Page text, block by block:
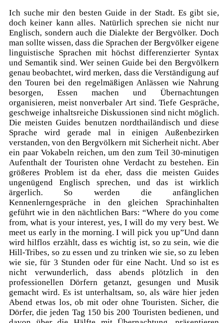
Ich suche mir den besten Guide in der Stadt. Es gibt sie,
doch keiner kann alles. Natürlich sprechen sie nicht nur
Englisch, sondern auch die Dialekte der Bergvölker. Doch
man sollte wissen, dass die Sprachen der Bergvölker eigene
linguistische Sprachen mit höchst differenzierter Syntax
und Semantik sind. Wer seinen Guide bei den Bergvölkern
genau beobachtet, wird merken, dass die Verständigung auf
den Touren bei den regelmäßigen Anlässen wie Nahrung
besorgen, Essen machen und Übernachtungen
organisieren, meist nonverbaler Art sind. Tiefe Gespräche,
geschweige inhaltsreiche Diskussionen sind nicht möglich.
Die meisten Guides benutzen nordthailändisch und diese
Sprache wird gerade mal in einigen Außenbezirken
verstanden, von den Bergvölkern mit Sicherheit nicht. Aber
ein paar Vokabeln reichen, um den zum Teil 30-minutigen
Aufenthalt der Touristen ohne Verdacht zu bestehen. Ein
größeres Problem ist da eher, dass die meisten Guides
ungenügend Englisch sprechen, und das ist wirklich
ärgerlich. So werden die anfänglichen
Kennenlerngespräche in den gleichen Sprachinhalten
geführt wie in den nächtlichen Bars: “Where do you come
from, what is your interest, yes, I will do my very best. We
meet us early in the morning. I will pick you up”Und dann
wird hilflos erzählt, dass es wichtig ist, so zu sein, wie die
Hill-Tribes, so zu essen und zu trinken wie sie, so zu leben
wie sie, für 3 Stunden oder für eine Nacht. Und so ist es
nicht verwunderlich, dass abends plötzlich in den
professionellen Dörfern getanzt, gesungen und Musik
gemacht wird. Es ist unterhaltsam, so, als wäre hier jeden
Abend etwas los, ob mit oder ohne Touristen. Sicher, die
Dörfer, die jeden Tag 150 bis 200 Touristen bedienen, und